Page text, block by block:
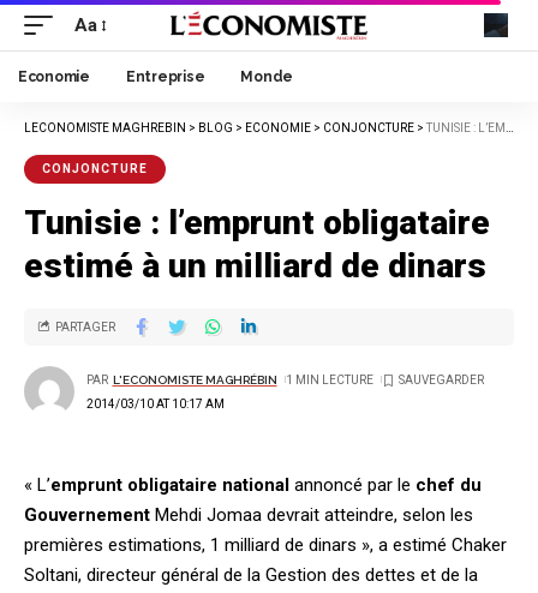
Aa
Economie Entreprise Monde
LECONOMISTE MAGHREBIN > BLOG > ECONOMIE > CONJONCTURE >TUNISIE : L’EMPRUNT OBLIGATAIRE ESTIMÉ À UN MILLIARD DE DINARS
CONJONCTURE
Tunisie : l’emprunt obligataire
estimé à un milliard de dinars
2014/03/10 AT 10:17 AM
PAR L'ECONOMISTE MAGHRÉBIN 1 MIN LECTURE
PARTAGER
« L’emprunt obligataire national annoncé par le chef du
Gouvernement Mehdi Jomaa devrait atteindre, selon les
premières estimations, 1 milliard de dinars », a estimé Chaker
Soltani, directeur général de la Gestion des dettes et de la